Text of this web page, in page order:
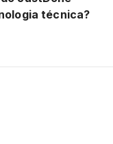
técnica?